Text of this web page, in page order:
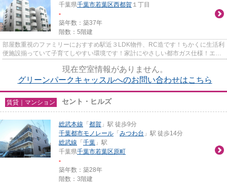
千葉県千葉市若葉区西都賀 １丁目
-
築年数：築37年
階数：5階建
部屋数重視のファミリーにおすすめ駅近３LDK物件、RC造です！ちかくに生活利
便施設揃っていて子育てしやすい環境です！家計にやさしい都市ガス仕様！エア
現在空室情報がありません。
グリーンパークキャッスルへのお問い合わせはこちら
賃貸｜マンション セント・ヒルズ
総武本線 「 都賀 」駅 徒歩9分
千葉都市モノレール 「 みつわ台 」駅 徒歩14分
総武線 「 千葉 」駅
千葉県千葉市若葉区原町
-
築年数：築28年
階数：3階建